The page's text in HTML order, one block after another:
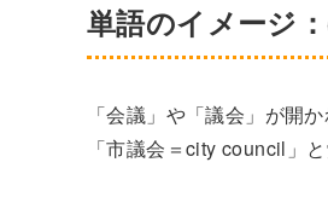
単語のイメージ
「会議」や「議会」が開
「市議会＝city council」